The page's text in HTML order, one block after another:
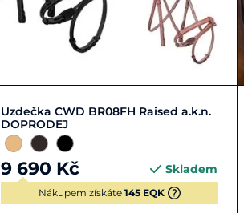
Cob ExtraFull Full
Uzdečka CWD BR08FH Raised a.k.n.
DOPRODEJ
9 690 Kč Skladem
Nákupem získáte 145 EQK